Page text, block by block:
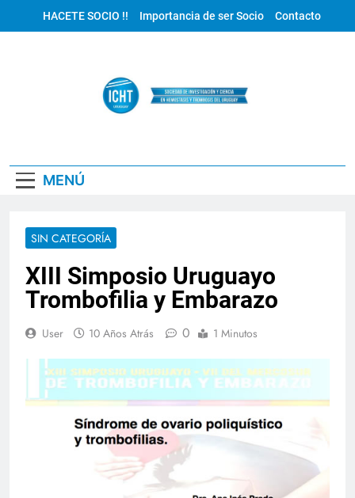
HACETE SOCIO !! Importancia de ser Socio Contacto
MENÚ
SIN CATEGORÍA
XIII Simposio Uruguayo
Trombofilia y Embarazo
User 10 Años Atrás 0 1 Minutos